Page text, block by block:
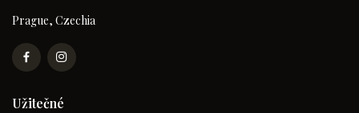
Prague, Czechia
Užitečné